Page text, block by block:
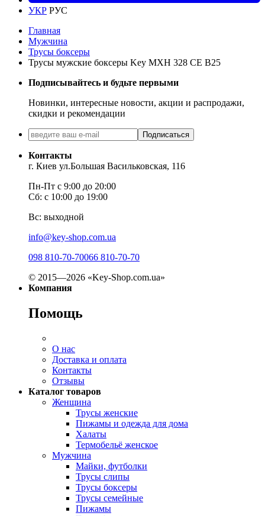
УКР РУС
Главная
Мужчина
Трусы боксеры
Трусы мужские боксеры Key MXH 328 CE B25
Подписывайтесь и будьте первыми
Новинки, интересные новости, акции и распродажи,
скидки и рекомендации
Подписаться
Контакты
г. Киев ул.Большая Васильковская, 116
Пн-Пт с 9:00 до 20:00
Сб: с 10:00 до 19:00
Вс: выходной
info@key-shop.com.ua
098 810-70-70066 810-70-70
© 2015—2026 «Key-Shop.com.ua»
Компания
Помощь
О нас
Доставка и оплата
Контакты
Отзывы
Каталог товаров
Женщина
Трусы женские
Пижамы и одежда для дома
Халаты
Термобельё женское
Мужчина
Майки, футболки
Трусы слипы
Трусы боксеры
Трусы семейные
Пижамы